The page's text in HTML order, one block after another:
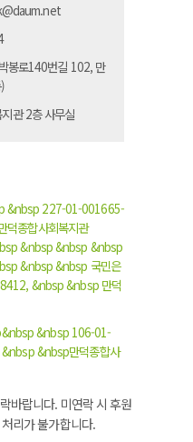
봉로140번길 102, 만
관 2층 사무실
&nbsp 227-01-001665-
종합사회복지관
&nbsp &nbsp &nbsp
&nbsp &nbsp 국민은
&nbsp &nbsp 만덕
&nbsp 106-01-
&nbsp만덕종합사
바랍니다. 미연락 시 후원
리가 불가합니다.